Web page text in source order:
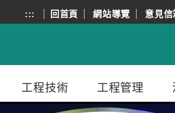
::: 回首頁 網站導覽 意見信
工程技術 工程管理